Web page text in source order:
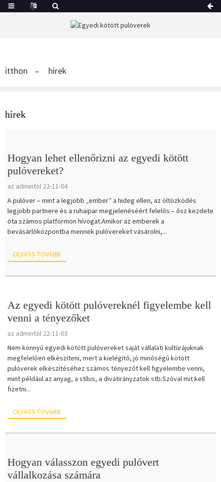
itthon hírek
hírek
Hogyan lehet ellenőrizni az egyedi kötött
pulóvereket?
az admintól 22-11-04
A pulóver – mint a legjobb „ember” a hideg ellen, az öltözködés
legjobb partnere és a ruhaipar megjelenéséért felelős – ősz kezdete
óta számos platformon hívogat.Amikor az emberek a
bevásárlóközpontba mennek pulóvereket vásárolni,...
OLVASS TOVÁBB
Az egyedi kötött pulóvereknél figyelembe kell
venni a tényezőket
az admintól 22-11-03
Nem könnyű egyedi kötött pulóvereket saját vállalati kultúrájuknak
megfelelően elkészíteni, mert a kielégítő, jó minőségű kötött
pulóverek elkészítéséhez számos tényezőt kell figyelembe venni,
mint például az anyag, a stílus, a divatirányzatok stb.Szóval mit kell
fizetni...
OLVASS TOVÁBB
Hogyan válasszon egyedi pulóvert
vállalkozása számára